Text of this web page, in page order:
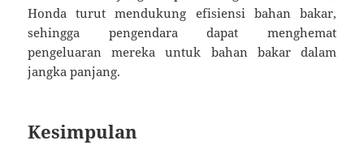
Honda turut mendukung efisiensi bahan bakar,
sehingga pengendara dapat menghemat
pengeluaran mereka untuk bahan bakar dalam
jangka panjang.
Kesimpulan